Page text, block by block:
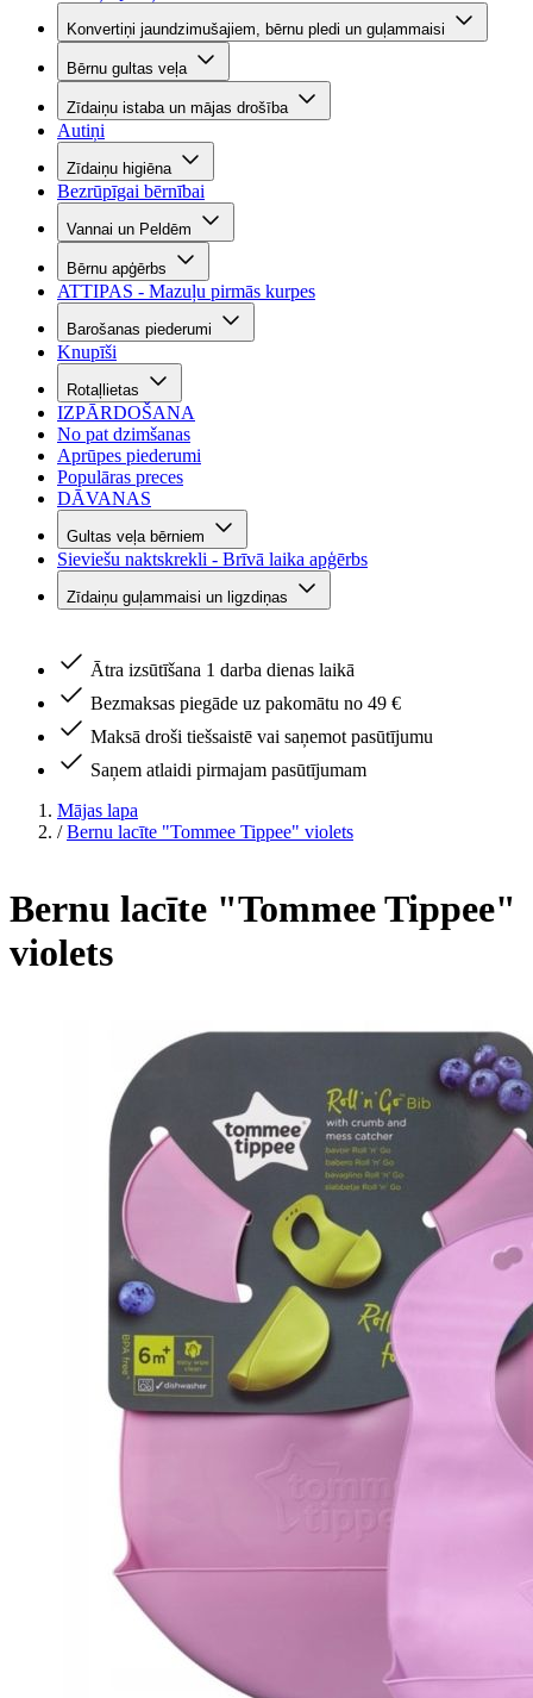
Konvertiņi jaundzimušajiem, bērnu pledi un guļammaisi
Bērnu gultas veļa
Zīdaiņu istaba un mājas drošība
Autiņi
Zīdaiņu higiēna
Bezrūpīgai bērnībai
Vannai un Peldēm
Bērnu apģērbs
ATTIPAS - Mazuļu pirmās kurpes
Barošanas piederumi
Knupīši
Rotaļlietas
IZPĀRDOŠANA
No pat dzimšanas
Aprūpes piederumi
Populāras preces
DĀVANAS
Gultas veļa bērniem
Sieviešu naktskrekli - Brīvā laika apģērbs
Zīdaiņu guļammaisi un ligzdiņas
Ātra izsūtīšana 1 darba dienas laikā
Bezmaksas piegāde uz pakomātu no 49 €
Maksā droši tiešsaistē vai saņemot pasūtījumu
Saņem atlaidi pirmajam pasūtījumam
Mājas lapa
/ Bernu lacīte "Tommee Tippee" violets
Bernu lacīte "Tommee Tippee"
violets